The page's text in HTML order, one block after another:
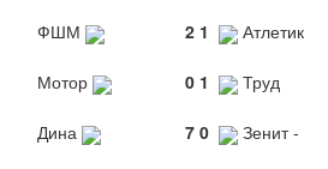
ФШМ
2 1 Атлетик
Мотор
0 1 Труд
Дина
7 0 Зенит -